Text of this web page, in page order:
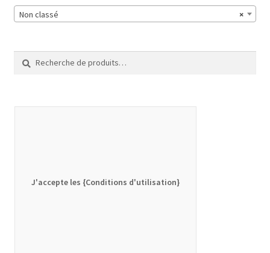
×
Non classé
pour :
J'accepte les {Conditions d'utilisation}